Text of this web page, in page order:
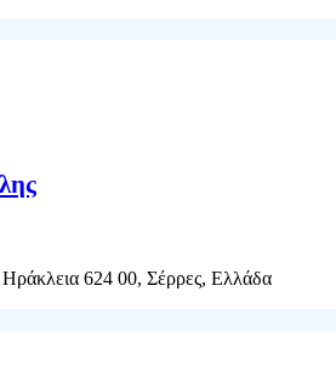
624 00, Σέρρες, Ελλάδα